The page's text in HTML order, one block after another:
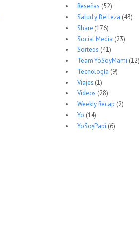
Reseñas (52)
Salud y Belleza (43)
Share (176)
Social Media (23)
Sorteos (41)
Team YoSoyMami (12)
Tecnología (9)
Viajes (1)
Videos (28)
Weekly Recap (2)
Yo (14)
YoSoyPapi (6)